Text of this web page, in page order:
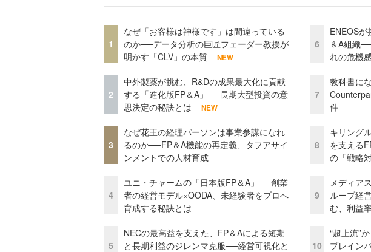
1
なぜ「お客様は神様です」は間違っている
のか──データ分析の巨匠フェーダー教授が
明かす「CLV」の本質
NEW
2
中外製薬が挑む、R&Dの成果最大化に貢献
する「進化版FP＆A」──長期大型投資の意
思決定の秘訣とは
NEW
3
なぜ花王の経理パーソンは事業参謀になれ
るのか──FP＆A機能の再定義、タフアサイ
ンメントでの人材育成
4
ユニ・チャームの「日本版FP＆A」──創業
者の経営モデル×OODA、未経験者をプロへ
育成する秘訣とは
5
NECの最高益を支えた、FP＆Aによる短期
と長期利益のジレンマ克服──経営可視化と
6
ENEOS
＆A組織
れの危機
7
教科書に
件
8
キリング
を支える
の「戦略
9
メディア
ループ経
む、利益
10
“超上流”
ブレイン